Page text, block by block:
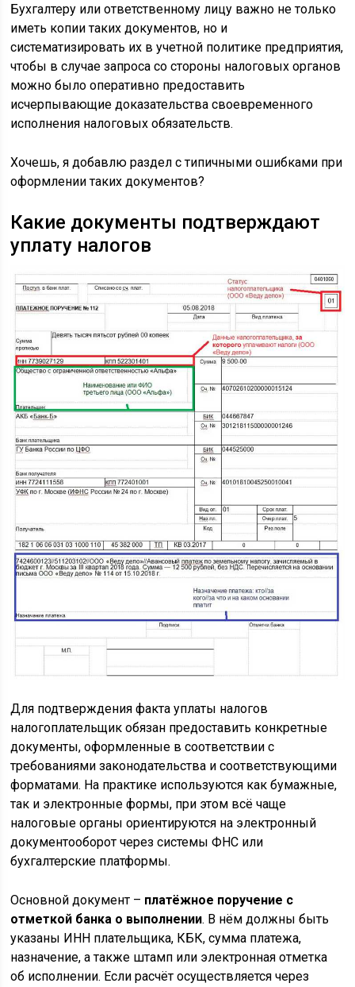
Бухгалтеру или ответственному лицу важно не только
иметь копии таких документов, но и
систематизировать их в учетной политике предприятия,
чтобы в случае запроса со стороны налоговых органов
можно было оперативно предоставить
исчерпывающие доказательства своевременного
исполнения налоговых обязательств.
Хочешь, я добавлю раздел с типичными ошибками при
оформлении таких документов?
Какие документы подтверждают
уплату налогов
Для подтверждения факта уплаты налогов
налогоплательщик обязан предоставить конкретные
документы, оформленные в соответствии с
требованиями законодательства и соответствующими
форматами. На практике используются как бумажные,
так и электронные формы, при этом всё чаще
налоговые органы ориентируются на электронный
документооборот через системы ФНС или
бухгалтерские платформы.
Основной документ – платёжное поручение с
отметкой банка о выполнении. В нём должны быть
указаны ИНН плательщика, КБК, сумма платежа,
назначение, а также штамп или электронная отметка
об исполнении. Если расчёт осуществляется через